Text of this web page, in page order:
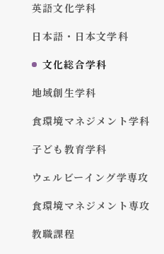
英語文化学科
日本語・日本文学科
文化総合学科
地域創生学科
食環境マネジメント学科
子ども教育学科
ウェルビーイング学専攻
食環境マネジメント専攻
教職課程